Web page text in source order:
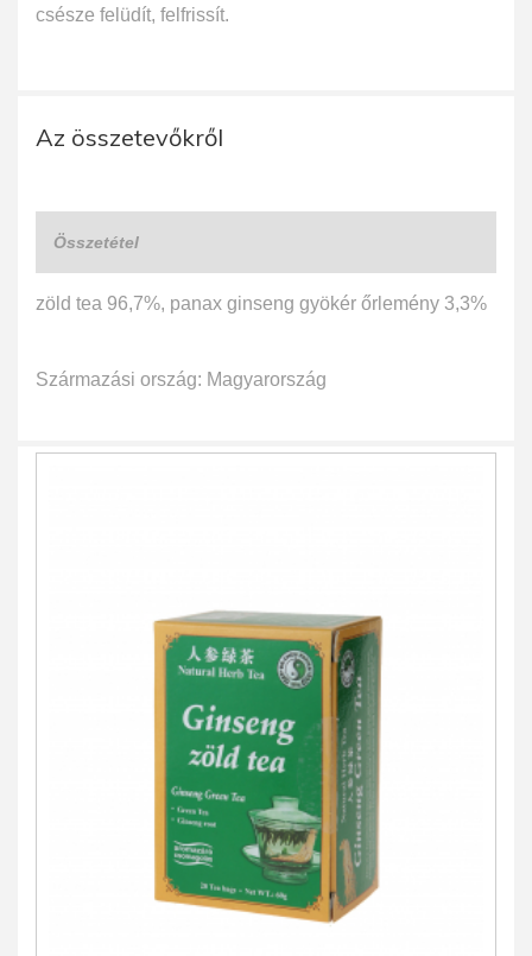
csésze felüdít, felfrissít.
Az összetevőkről
Összetétel
zöld tea 96,7%, panax ginseng gyökér őrlemény 3,3%
Származási ország: Magyarország